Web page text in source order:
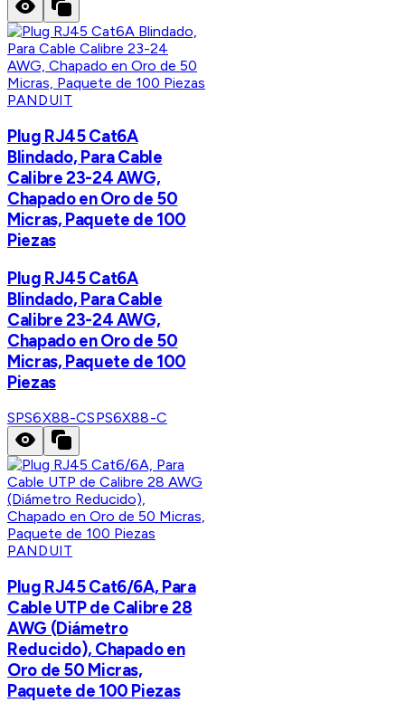
PANDUIT
Plug RJ45 Cat6A
Blindado, Para Cable
Calibre 23-24 AWG,
Chapado en Oro de 50
Micras, Paquete de 100
Piezas
Plug RJ45 Cat6A
Blindado, Para Cable
Calibre 23-24 AWG,
Chapado en Oro de 50
Micras, Paquete de 100
Piezas
SPS6X88-CSPS6X88-C
PANDUIT
Plug RJ45 Cat6/6A, Para
Cable UTP de Calibre 28
AWG (Diámetro
Reducido), Chapado en
Oro de 50 Micras,
Paquete de 100 Piezas